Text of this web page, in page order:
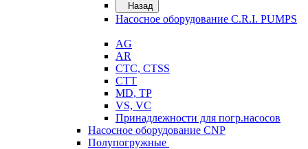
Назад
Насосное оборудование C.R.I. PUMPS
AG
AR
CTC, CTSS
CTT
MD, TP
VS, VC
Принадлежности для погр.насосов
Насосное оборудование CNP
Полупогружные